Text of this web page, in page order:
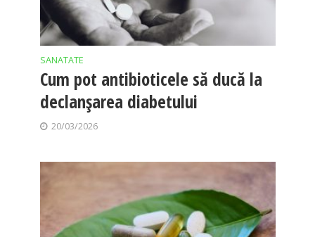
SANATATE
Cum pot antibioticele să ducă la
declanșarea diabetului
20/03/2026